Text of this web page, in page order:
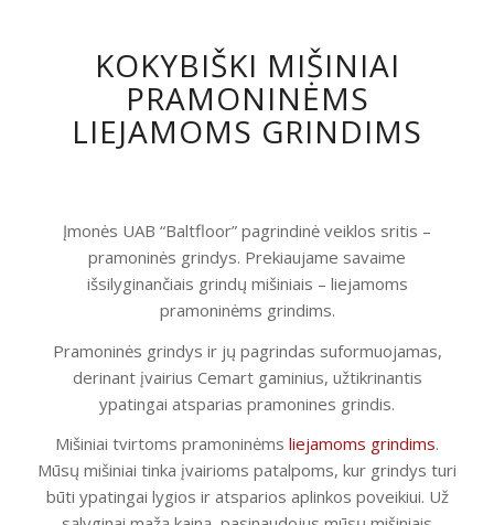
KOKYBIŠKI MIŠINIAI
PRAMONINĖMS
LIEJAMOMS GRINDIMS
Įmonės UAB “Baltfloor” pagrindinė veiklos sritis –
pramoninės grindys. Prekiaujame savaime
išsilyginančiais grindų mišiniais – liejamoms
pramoninėms grindims.
Pramoninės grindys ir jų pagrindas suformuojamas,
derinant įvairius Cemart gaminius, užtikrinantis
ypatingai atsparias pramonines grindis.
Mišiniai tvirtoms pramoninėms liejamoms grindims.
Mūsų mišiniai tinka įvairioms patalpoms, kur grindys turi
būti ypatingai lygios ir atsparios aplinkos poveikiui. Už